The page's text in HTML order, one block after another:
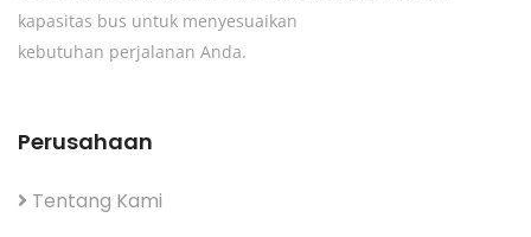
kapasitas bus untuk menyesuaikan
kebutuhan perjalanan Anda.
Perusahaan
Tentang Kami